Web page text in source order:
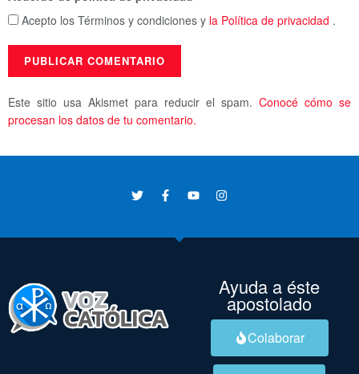
Acepto los Términos y condiciones y la Política de privacidad .
Este sitio usa Akismet para reducir el spam. Conocé cómo se
procesan los datos de tu comentario.
Ayuda a éste
apostolado
Colaborar